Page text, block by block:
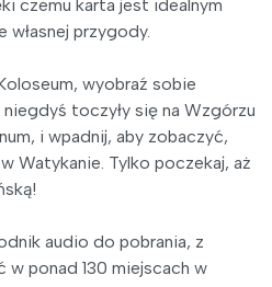
czemu karta jest idealnym
własnej przygody.
wyobraź sobie
toczyły się na Wzgórzu
i wpadnij, aby zobaczyć,
Watykanie. Tylko poczekaj, aż
audio do pobrania, z
ponad 130 miejscach w